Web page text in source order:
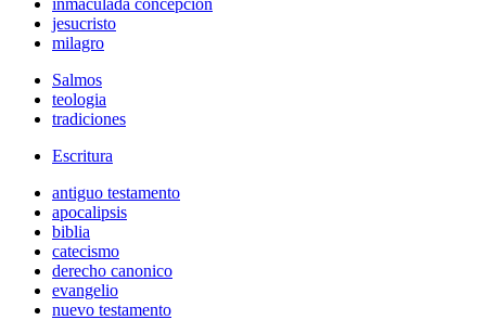
inmaculada concepción
jesucristo
milagro
Salmos
teologia
tradiciones
Escritura
antiguo testamento
apocalipsis
biblia
catecismo
derecho canonico
evangelio
nuevo testamento